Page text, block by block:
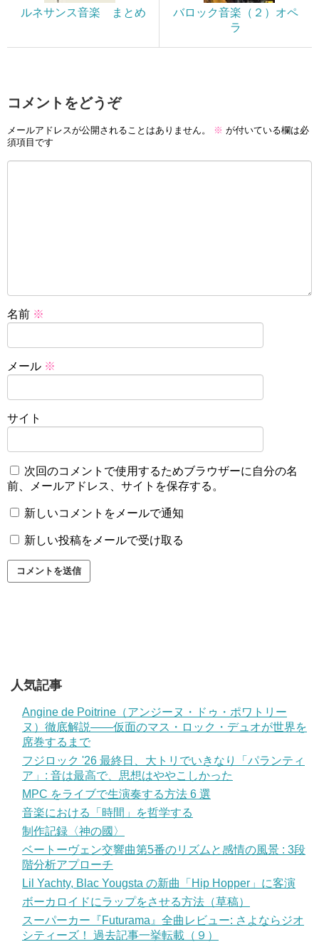
ルネサンス音楽 まとめ
バロック音楽（２）オペ
ラ
コメントをどうぞ
メールアドレスが公開されることはありません。 ※ が付いている欄は必
須項目です
名前 ※
メール ※
サイト
次回のコメントで使用するためブラウザーに自分の名
前、メールアドレス、サイトを保存する。
新しいコメントをメールで通知
新しい投稿をメールで受け取る
人気記事
Angine de Poitrine（アンジーヌ・ドゥ・ポワトリー
ヌ）徹底解説——仮面のマス・ロック・デュオが世界を
席巻するまで
フジロック '26 最終日、大トリでいきなり「パランティ
ア」: 音は最高で、思想はややこしかった
MPC をライブで生演奏する方法 6 選
音楽における「時間」を哲学する
制作記録〈神の國〉
ベートーヴェン交響曲第5番のリズムと感情の風景 : 3段
階分析アプローチ
Lil Yachty, Blac Yougsta の新曲「Hip Hopper」に客演
ボーカロイドにラップをさせる方法（草稿）
スーパーカー『Futurama』全曲レビュー: さよならジオ
シティーズ！ 過去記事一挙転載（９）